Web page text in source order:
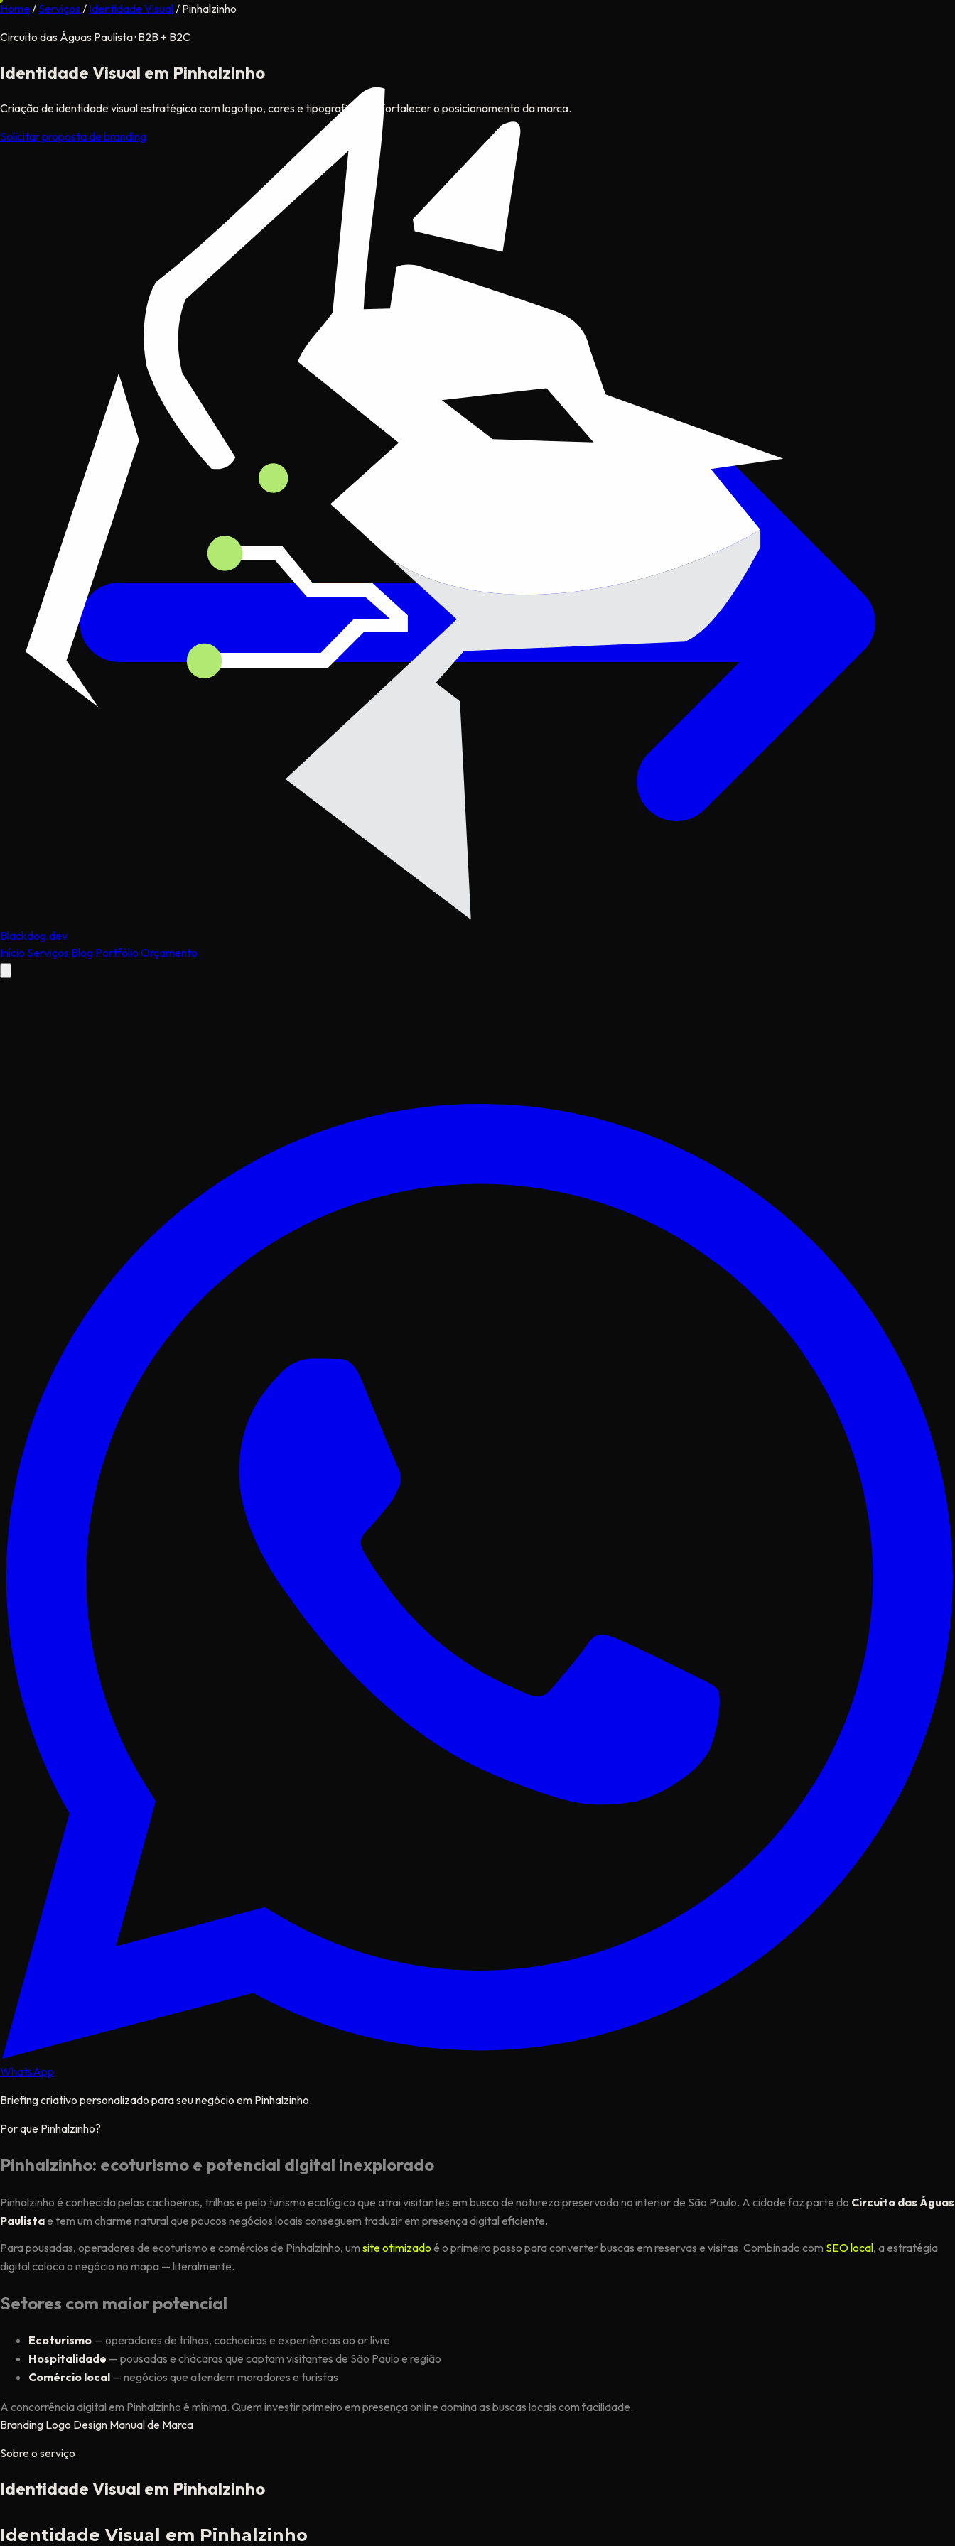
Blackdog.dev
Início Serviços Blog Portfólio Orçamento
Home/ Serviços / Identidade Visual/ Pinhalzinho
Circuito das Águas Paulista · B2B + B2C
Identidade Visual em Pinhalzinho
Criação de identidade visual estratégica com logotipo, cores e tipografia para fortalecer o posicionamento da marca.
Solicitar proposta de branding
WhatsApp
Briefing criativo personalizado para seu negócio em Pinhalzinho.
Por que Pinhalzinho?
Pinhalzinho: ecoturismo e potencial digital inexplorado
Pinhalzinho é conhecida pelas cachoeiras, trilhas e pelo turismo ecológico que atrai visitantes em busca de natureza preservada no interior de São Paulo. A cidade faz parte do Circuito das Águas
Paulistae tem um charme natural que poucos negócios locais conseguem traduzir em presença digital eficiente.
Para pousadas, operadores de ecoturismo e comércios de Pinhalzinho, um site otimizado é o primeiro passo para converter buscas em reservas e visitas. Combinado com SEO local, a estratégia
digital coloca o negócio no mapa — literalmente.
Setores com maior potencial
Ecoturismo — operadores de trilhas, cachoeiras e experiências ao ar livre
Hospitalidade — pousadas e chácaras que captam visitantes de São Paulo e região
Comércio local — negócios que atendem moradores e turistas
A concorrência digital em Pinhalzinho é mínima. Quem investir primeiro em presença online domina as buscas locais com facilidade.
Branding Logo Design Manual de Marca
Sobre o serviço
Identidade Visual em Pinhalzinho
Identidade Visual em Pinhalzinho